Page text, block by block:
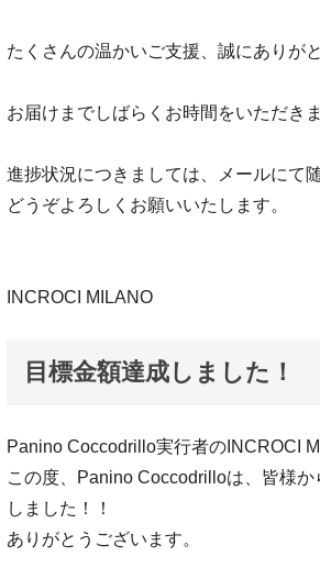
たくさんの温かいご支援、誠にありが
お届けまでしばらくお時間をいただき
進捗状況につきましては、メールにて
どうぞよろしくお願いいたします。
INCROCI MILANO
目標金額達成しました！
Panino Coccodrillo実行者のINCROCI
この度、Panino Coccodrilloは、皆様
しました！！
ありがとうございます。